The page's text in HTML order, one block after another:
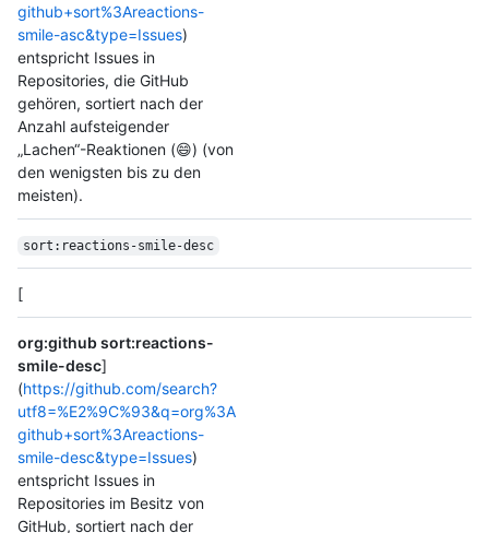
github+sort%3Areactions-
smile-asc&type=Issues)
entspricht Issues in
Repositories, die GitHub
gehören, sortiert nach der
Anzahl aufsteigender
„Lachen“-Reaktionen (😄) (von
den wenigsten bis zu den
meisten).
sort:reactions-smile-desc
[
org:github sort:reactions-
smile-desc]
(https://github.com/search?
utf8=%E2%9C%93&q=org%3A
github+sort%3Areactions-
smile-desc&type=Issues)
entspricht Issues in
Repositories im Besitz von
GitHub, sortiert nach der